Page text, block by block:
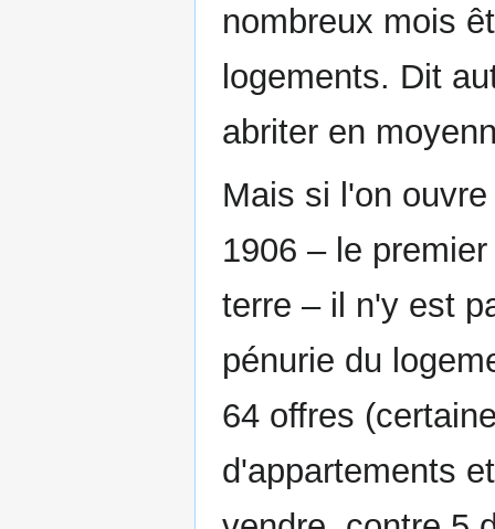
nombreux mois
logements. Dit
abriter en
Mais si l'on
1906 – le
terre – il n'y est
pénurie du
64 offres
d'appartements